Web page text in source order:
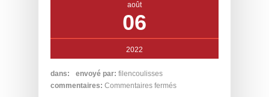
août
06
2022
dans: envoyé par: filencoulisses
commentaires: Commentaires fermés